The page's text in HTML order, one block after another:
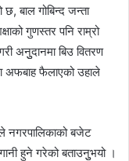
बाल गोबिन्द जन्ता
गुणस्तर पनि राम्रो
अनुुदानमा बिउ वितरण
अफबाह फैलाएको उहाले
नगरपालिकाको बजेट
हुने गरेको बताउनुुभयो ।